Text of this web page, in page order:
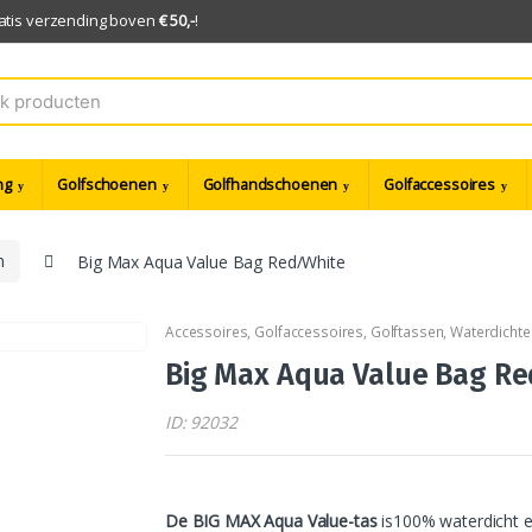
verzending boven € 50,-!
Golfschoenen Golfhandschoenen Golfaccessoires
Big Max Aqua Value Bag Red/White
Accessoires, Golfaccessoires, Golftassen,
Big Max Aqua Value Bag
ID: 92032
De BIG MAX Aqua Value-tasis100% waterdicht